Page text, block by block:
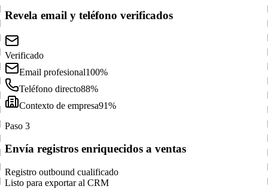
Revela email y teléfono verificados
Verificado
Email profesional100%
Teléfono directo88%
Contexto de empresa91%
Paso 3
Envía registros enriquecidos a ventas
Registro outbound cualificado
Listo para exportar al CRM